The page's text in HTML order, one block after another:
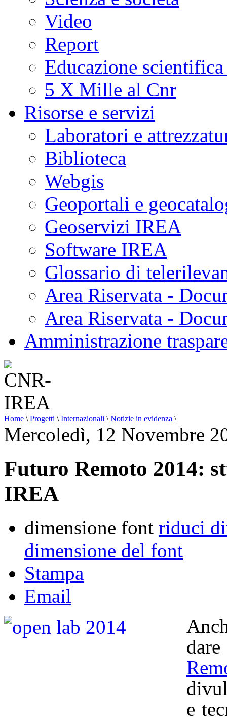
Video
Report
Educazione
5 X Mille al Cnr
Risorse e servizi
Laboratori e
Biblioteca
Webgis
Geoportali e
Geoservizi IREA
Software IREA
Glossario di
Area Riservata -
Area Riservata -
Amministrazione
Home \ Progetti \ Internazionali \ Notizie in evidenza \
Mercoledì, 12 Novembre
Futuro Remoto 2014:
IREA
dimensione font riduci
dimensione del font
Stampa
Email
e